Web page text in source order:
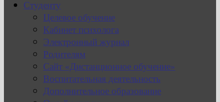
Студенту
Целевое обучение
Кабинет психолога
Электронный журнал
Родителям
Сайт «Дистанционное обучение»
Воспитательная деятельность
Дополнительное образование